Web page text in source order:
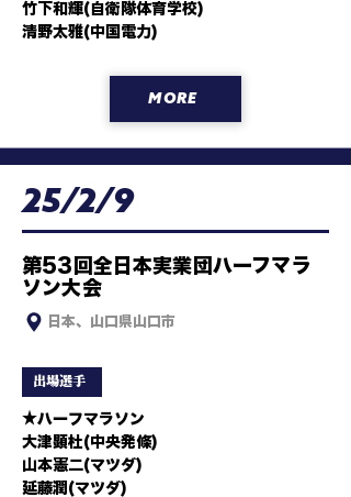
竹下和輝(自衛隊体育学校)
清野太雅(中国電力)
MORE
25/2/9
第53回全日本実業団ハーフマラ
ソン大会
日本、山口県山口市
出場選手
★ハーフマラソン
大津顕杜(中央発條)
山本憲二(マツダ)
延藤潤(マツダ)